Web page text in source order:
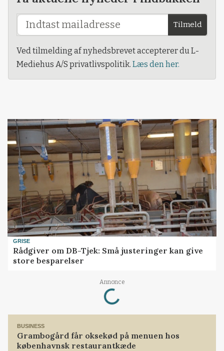
Tilmeld
Ved tilmelding af nyhedsbrevet accepterer du L-
Mediehus A/S privatlivspolitik. Læs den her.
GRISE
Rådgiver om DB-Tjek: Små justeringer kan give
store besparelser
Annonce
Loading...
BUSINESS
Grambogård får oksekød på menuen hos
københavnsk restaurantkæde